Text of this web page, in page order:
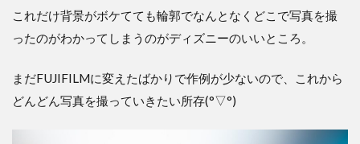
これだけ背景がボケてても輪郭でなんとなくどこで写真を撮
ったのがわかってしまうのがディズニーのいいところ。
まだFUJIFILMに変えたばかりで作例が少ないので、これから
どんどん写真を撮っていきたい所存(°▽°)